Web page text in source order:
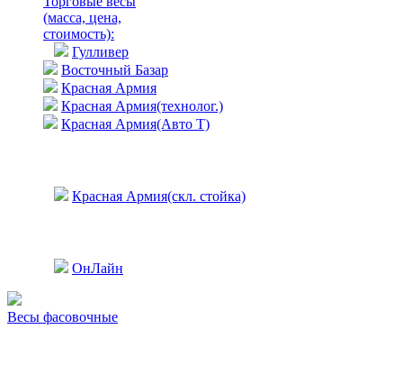
(масса, цена,
стоимость):
Гулливер
Восточный Базар
Красная Армия
Красная Армия(технолог.)
Красная Армия(Авто Т)
Красная Армия(скл. стойка)
ОнЛайн
Весы фасовочные